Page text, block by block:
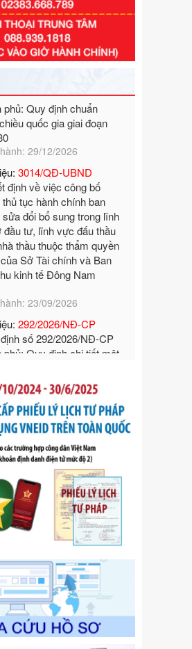
351/2025/NĐ-CP
số 351/2025/NĐ-CP
quốc gia giai đoạn
29/12/2026
3014/QĐ-UBND
định về việc công bố
thủ tục hành chính ban
đổi bổ sung trong lĩnh
tư, lĩnh vực đấu thầu
thầu thuộc thẩm quyền
Sở Tài chính và Ban
kinh tế Đông Nam
23/09/2026
292/2026/NĐ-CP
số 292/2026/NĐ-CP
phủ: Quy định chi tiết một
pháp để tổ chức,
thi hành Luật Quản lý
292/2026/NĐ-CP
số 292/2026/NĐ-CP
phủ: Quy định chi tiết một
biện pháp để tổ chức,
thi hành Luật Quản lý
hành: 21/07/2026
105/2026/TT-BTC
tư số 105/2026/TT-BTC
chính: Bãi bỏ Thông tư số
BТC ngày 19 tháng 12
của Bộ trưởng Bộ Tài
dẫn thực hiện xử phạt
chính trong lĩnh vực
nước
21/07/2026
291/2026/NĐ-CP